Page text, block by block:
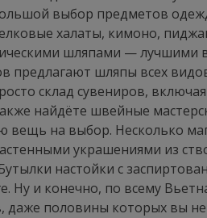
выбор предметов
халаты, кимоно,
шляпами — лучшими
предлагают шляпы всех
склад сувениров,
найдёте швейные
вещь на выбор. Несколько
украшениями из
настойки с
Ну и конечно, по всему
даже половины которых вы